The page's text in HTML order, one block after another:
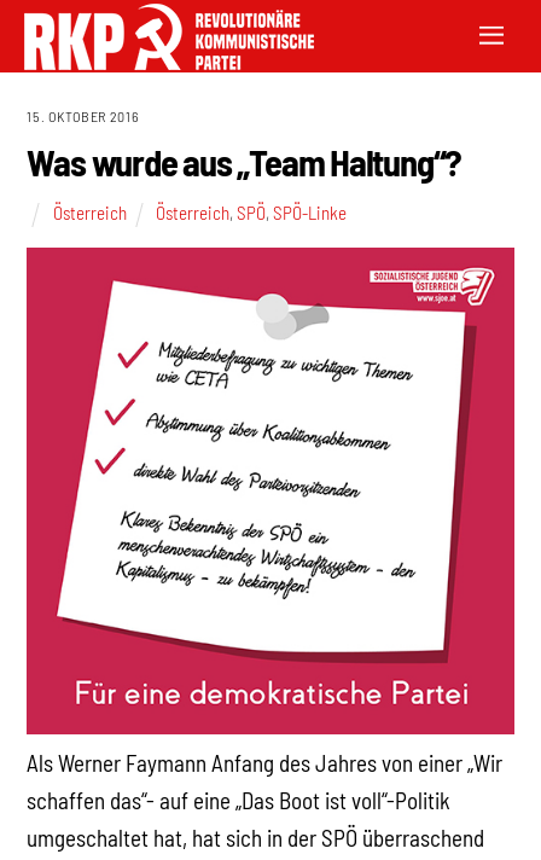
15. OKTOBER 2016
Was wurde aus „Team Haltung“?
Österreich Österreich,SPÖ,SPÖ-Linke
Als Werner Faymann Anfang des Jahres von einer „Wir
schaffen das“- auf eine „Das Boot ist voll“-Politik
umgeschaltet hat, hat sich in der SPÖ überraschend